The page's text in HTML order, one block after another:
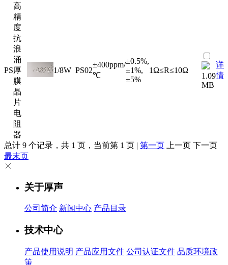
PS
高
精
度
抗
浪
涌
厚
膜
晶
片
电
阻
器
1/8W PS02
±400ppm/
℃
±0.5%,
±1%,
±5%
1Ω≤R≤10Ω
1.09
MB
详
情
总计 9 个记录，共 1 页，当前第 1 页 | 第一页 上一页 下一页
最末页
关于厚声
公司简介 新闻中心 产品目录
技术中心
产品使用说明 产品应用文件 公司认证文件 品质环境政
策